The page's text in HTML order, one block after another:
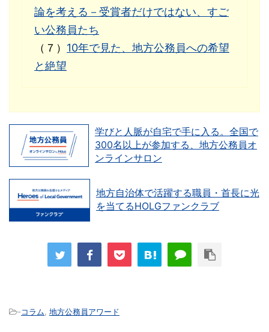
論を考える－受賞者だけではない、すご
い公務員たち
（７） 10年で見た、地方公務員への希望
と絶望
学びと人脈が自宅で手に入る。全国で
300名以上が参加する、地方公務員オ
ンラインサロン
地方自治体で活躍する職員・首長に光
を当てるHOLGファンクラブ
-コラム 地方公務員アワード